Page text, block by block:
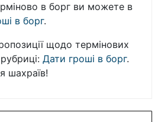
в борг ви можете в
в борг.
щодо термінових
Дати гроші в борг.
шахраїв!